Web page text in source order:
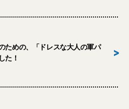
ための、「ドレスな大人の軍パ
た！
>